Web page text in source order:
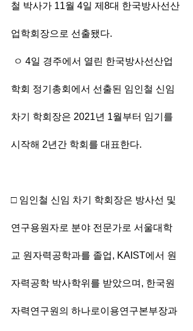
철 박사가 11월 4일 제8대 한국방사선산
업학회장으로 선출됐다.
학회 정기총회에서 선출된 임인철 신임
차기 학회장은 2021년 1월부터 임기를
시작해 2년간 학회를 대표한다.
□ 임인철 신임 차기 학회장은 방사선 및
연구용원자로 분야 전문가로 서울대학
교 원자력공학과를 졸업, KAIST에서 원
자력공학 박사학위를 받았으며, 한국원
자력연구원의 하나로이용연구본부장과